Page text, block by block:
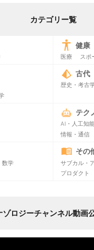
カテゴリー覧
健康
医療 スポ
古代
歴史・考古
テク
AI・人工知
情報・通信
数学
その
サブカル・
プロダクト
ゾロジーチャンネル動画